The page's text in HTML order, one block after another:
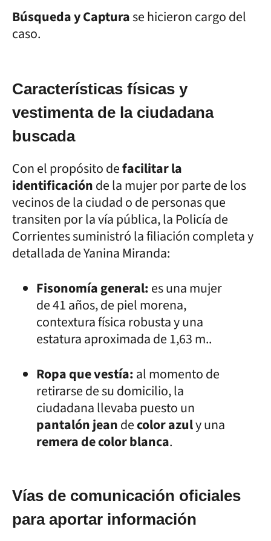
Búsqueda y Capturase hicieron cargo del
caso.
Características físicas y
vestimenta de la ciudadana
buscada
Con el propósito defacilitar la
identificaciónde la mujer por parte de los
vecinos de la ciudad o de personas que
transiten por la vía pública, la Policía de
Corrientes suministró la filiación completa y
detallada de Yanina Miranda:
Fisonomía general:es una mujer
de 41 años, de piel morena,
contextura física robusta y una
estatura aproximada de 1,63 m..
Ropa que vestía:al momento de
retirarse de su domicilio, la
ciudadana llevaba puesto un
pantalón jeandecolor azuly una
remera de color blanca.
Vías de comunicación oficiales
para aportar información